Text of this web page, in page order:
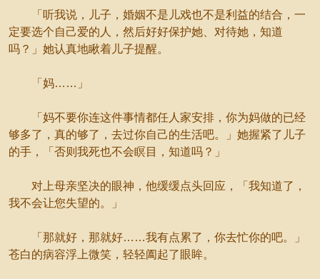
「听我说，儿子，婚姻不是儿戏也不是利益的结合，一
定要选个自己爱的人，然后好好保护她、对待她，知道
吗？」她认真地瞅着儿子提醒。
「妈……」
「妈不要你连这件事情都任人家安排，你为妈做的已经
够多了，真的够了，去过你自己的生活吧。」她握紧了儿子
的手，「否则我死也不会瞑目，知道吗？」
对上母亲坚决的眼神，他缓缓点头回应，「我知道了，
我不会让您失望的。」
「那就好，那就好……我有点累了，你去忙你的吧。」
苍白的病容浮上微笑，轻轻阖起了眼眸。